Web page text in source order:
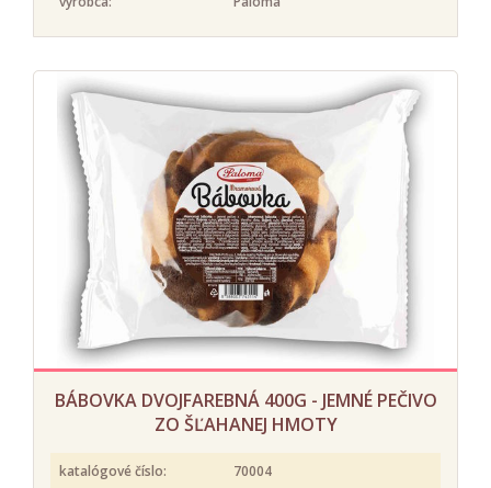
BÁBOVKA DVOJFAREBNÁ 400G - JEMNÉ PEČIVO
ZO ŠĽAHANEJ HMOTY
katalógové číslo:
70004